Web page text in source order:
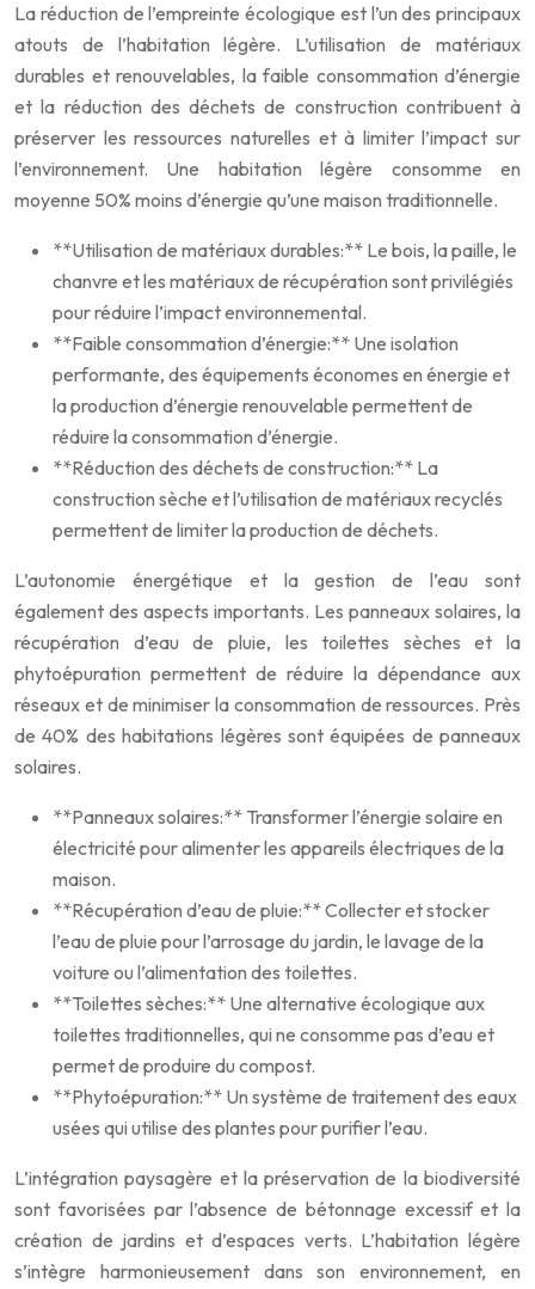
La réduction de l’empreinte écologique est l’un des principaux
atouts de l’habitation légère. L’utilisation de matériaux
durables et renouvelables, la faible consommation d’énergie
et la réduction des déchets de construction contribuent à
préserver les ressources naturelles et à limiter l’impact sur
l’environnement. Une habitation légère consomme en
moyenne 50% moins d’énergie qu’une maison traditionnelle.
**Utilisation de matériaux durables:** Le bois, la paille, le
chanvre et les matériaux de récupération sont privilégiés
pour réduire l’impact environnemental.
**Faible consommation d’énergie:** Une isolation
performante, des équipements économes en énergie et
la production d’énergie renouvelable permettent de
réduire la consommation d’énergie.
**Réduction des déchets de construction:** La
construction sèche et l’utilisation de matériaux recyclés
permettent de limiter la production de déchets.
L’autonomie énergétique et la gestion de l’eau sont
également des aspects importants. Les panneaux solaires, la
récupération d’eau de pluie, les toilettes sèches et la
phytoépuration permettent de réduire la dépendance aux
réseaux et de minimiser la consommation de ressources. Près
de 40% des habitations légères sont équipées de panneaux
solaires.
**Panneaux solaires:** Transformer l’énergie solaire en
électricité pour alimenter les appareils électriques de la
maison.
**Récupération d’eau de pluie:** Collecter et stocker
l’eau de pluie pour l’arrosage du jardin, le lavage de la
voiture ou l’alimentation des toilettes.
**Toilettes sèches:** Une alternative écologique aux
toilettes traditionnelles, qui ne consomme pas d’eau et
permet de produire du compost.
**Phytoépuration:** Un système de traitement des eaux
usées qui utilise des plantes pour purifier l’eau.
L’intégration paysagère et la préservation de la biodiversité
sont favorisées par l’absence de bétonnage excessif et la
création de jardins et d’espaces verts. L’habitation légère
s’intègre harmonieusement dans son environnement, en